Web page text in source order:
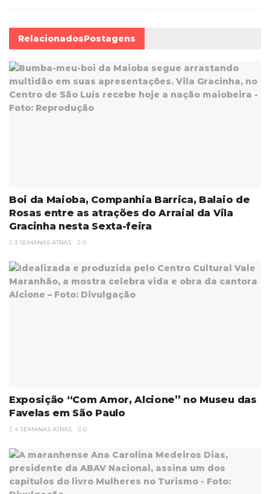
RelacionadosPostagens
Boi da Maioba, Companhia Barrica, Balaio de
Rosas entre as atrações do Arraial da Vila
Gracinha nesta Sexta-feira
3 SEMANAS ATRÁS 0
Exposição “Com Amor, Alcione” no Museu das
Favelas em São Paulo
4 SEMANAS ATRÁS 0